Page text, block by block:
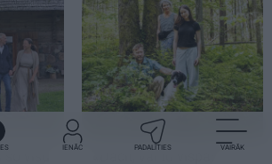
IENĀC PADALĪTIES VAIRĀK